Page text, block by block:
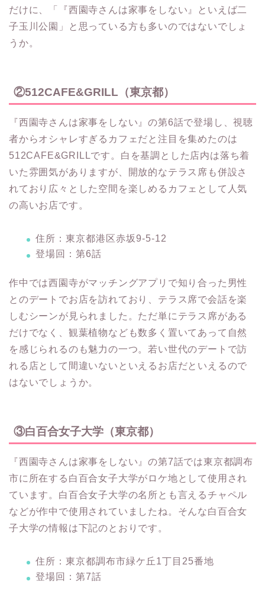
だけに、「『西園寺さんは家事をしない』といえば二
子玉川公園」と思っている方も多いのではないでしょ
うか。
②512CAFE&GRILL（東京都）
『西園寺さんは家事をしない』の第6話で登場し、視聴
者からオシャレすぎるカフェだと注目を集めたのは
512CAFE&GRILLです。白を基調とした店内は落ち着
いた雰囲気がありますが、開放的なテラス席も併設さ
れており広々とした空間を楽しめるカフェとして人気
の高いお店です。
住所：東京都港区赤坂9-5-12
登場回：第6話
作中では西園寺がマッチングアプリで知り合った男性
とのデートでお店を訪れており、テラス席で会話を楽
しむシーンが見られました。ただ単にテラス席がある
だけでなく、観葉植物なども数多く置いてあって自然
を感じられるのも魅力の一つ。若い世代のデートで訪
れる店として間違いないといえるお店だといえるので
はないでしょうか。
③白百合女子大学（東京都）
『西園寺さんは家事をしない』の第7話では東京都調布
市に所在する白百合女子大学がロケ地として使用され
ています。白百合女子大学の名所とも言えるチャペル
などが作中で使用されていましたね。そんな白百合女
子大学の情報は下記のとおりです。
住所：東京都調布市緑ケ丘1丁目25番地
登場回：第7話